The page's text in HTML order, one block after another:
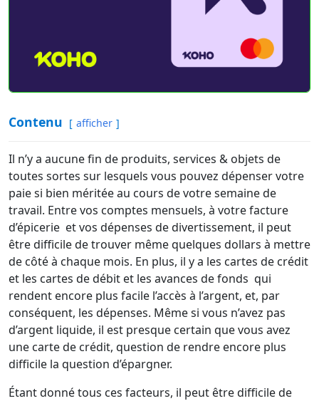
Contenu afficher
Il n’y a aucune fin de produits, services & objets de
toutes sortes sur lesquels vous pouvez dépenser votre
paie si bien méritée au cours de votre semaine de
travail. Entre vos comptes mensuels, à votre facture
d’épicerie et vos dépenses de divertissement, il peut
être difficile de trouver même quelques dollars à mettre
de côté à chaque mois. En plus, il y a les cartes de crédit
et les cartes de débit et les avances de fonds qui
rendent encore plus facile l’accès à l’argent, et, par
conséquent, les dépenses. Même si vous n’avez pas
d’argent liquide, il est presque certain que vous avez
une carte de crédit, question de rendre encore plus
difficile la question d’épargner.
Étant donné tous ces facteurs, il peut être difficile de